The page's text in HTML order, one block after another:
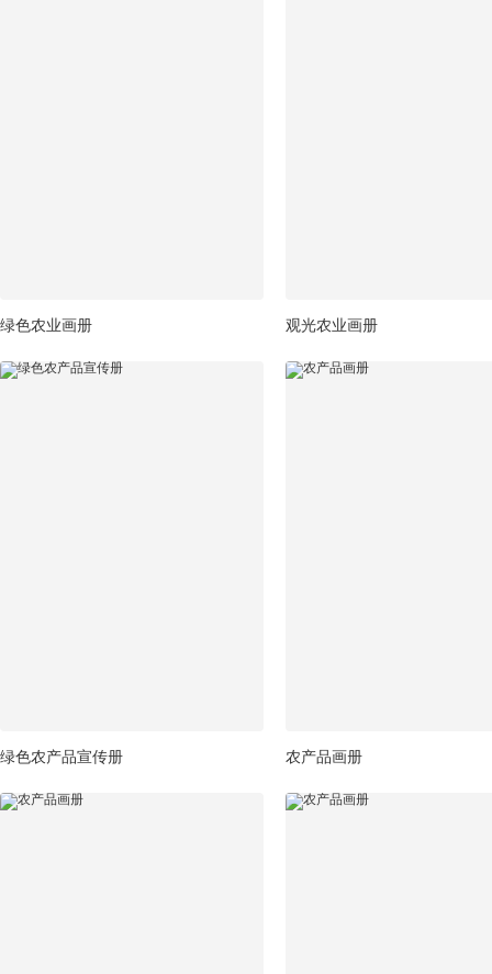
绿色农业画册 观光农业画册
绿色农产品宣传册 农产品画册